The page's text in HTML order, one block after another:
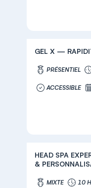
GEL X —
PRÉSENTIEL
ACCESSIBLE
HEAD SPA
&
MIXTE 10